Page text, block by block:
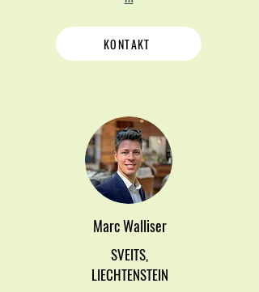
KONTAKT
Marc Walliser
SVEITS,
LIECHTENSTEIN